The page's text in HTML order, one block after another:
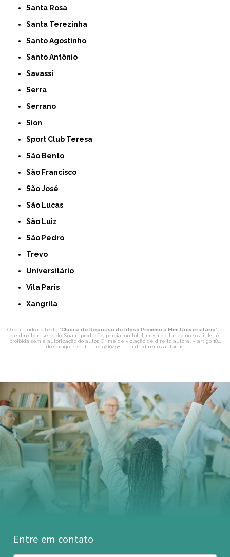
Santa Rosa
Santa Terezinha
Santo Agostinho
Santo Antônio
Savassi
Serra
Serrano
Sion
Sport Club Teresa
São Bento
São Francisco
São José
São Lucas
São Luiz
São Pedro
Trevo
Universitário
Vila Paris
Xangrila
O conteúdo do texto "Clínica de Repouso de Idoso Próximo a Mim Universitário" é
de direito reservado. Sua reprodução, parcial ou total, mesmo citando nossos links, é
proibida sem a autorização do autor. Crime de violação de direito autoral – artigo 184
do Código Penal – Lei 9610/98 - Lei de direitos autorais.
Entre em contato